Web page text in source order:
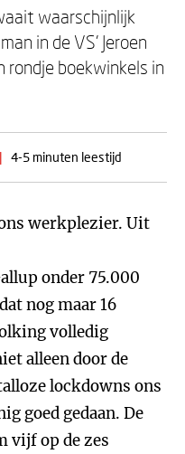
waarschijnlijk
in de VS’ Jeroen
rondje boekwinkels in
| 4-5 minuten leestijd
werkplezier. Uit
onder 75.000
nog maar 16
volledig
alleen door de
lockdowns ons
goed gedaan. De
vijf op de zes